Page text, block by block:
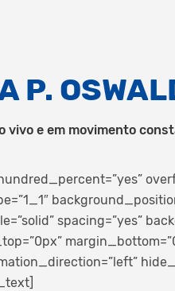
P.
vivo e em movimento
spacing=”yes”